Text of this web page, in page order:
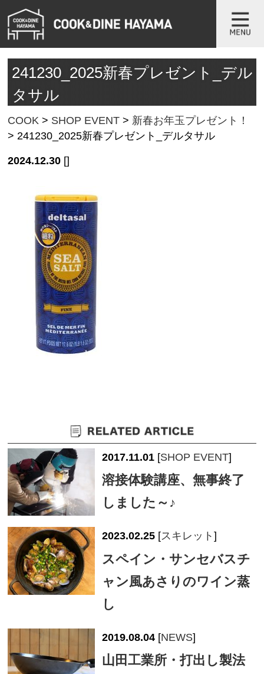
241230_2025新春プレゼント_デル
タサル
COOK > SHOP EVENT > 新春お年玉プレゼント！
> 241230_2025新春プレゼント_デルタサル
2024.12.30 []
2017.11.01 [SHOP EVENT]
溶接体験講座、無事終了
しました～♪
2023.02.25 [スキレット]
スペイン・サンセバスチ
ャン風あさりのワイン蒸
し
2019.08.04 [NEWS]
山田工業所・打出し製法